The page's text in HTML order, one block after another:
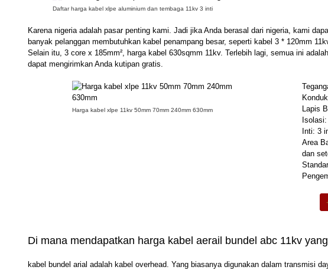
Daftar harga kabel xlpe aluminium dan tembaga 11kv 3 inti
Karena nigeria adalah pasar penting kami. Jadi jika Anda berasal dari nigeria, kami
banyak pelanggan membutuhkan kabel penampang besar, seperti kabel 3 * 120mm
Selain itu, 3 core x 185mm², harga kabel 630sqmm 11kv. Terlebih lagi, semua ini
dapat mengirimkan Anda kutipan gratis.
Harga kabel xlpe 11kv 50mm 70mm 240mm 630mm
Lapis
Inti: 3
Area
dan
Di mana mendapatkan harga kabel aerail bundel abc 11kv
kabel bundel arial adalah kabel overhead. Yang biasanya digunakan dalam transmisi